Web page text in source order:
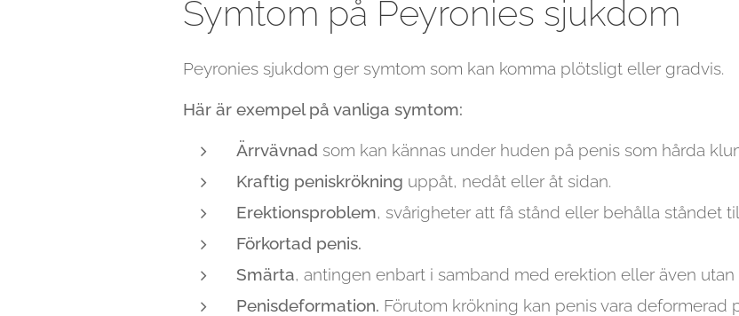
Symtom på Peyronies sjukdom
Peyronies sjukdom ger symtom som kan komma plötsligt eller gradvis.
Här är exempel på vanliga symtom:
Ärrvävnad som kan kännas under huden på penis som hårda
Kraftig peniskrökning uppåt, nedåt eller åt sidan.
Erektionsproblem, svårigheter att få stånd eller behålla ståndet
Förkortad penis.
Smärta, antingen enbart i samband med erektion eller även utan
Penisdeformation. Förutom krökning kan penis vara deformerad